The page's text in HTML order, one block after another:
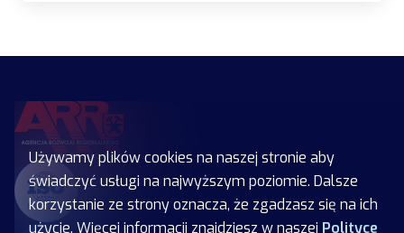
Używamy plików cookies na naszej stronie aby
świadczyć usługi na najwyższym poziomie. Dalsze
korzystanie ze strony oznacza, że zgadzasz się na ich
użycie. Więcej informacji znajdziesz w naszej Polityce